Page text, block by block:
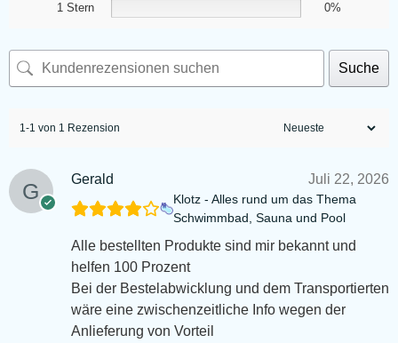
1 Stern
0%
Suche
1-1 von 1 Rezension
Gerald Juli 22, 2026
Klotz - Alles rund um das Thema
Schwimmbad, Sauna und Pool
Alle bestellten Produkte sind mir bekannt und
helfen 100 Prozent
Bei der Bestelabwicklung und dem Transportierten
wäre eine zwischenzeitliche Info wegen der
Anlieferung von Vorteil